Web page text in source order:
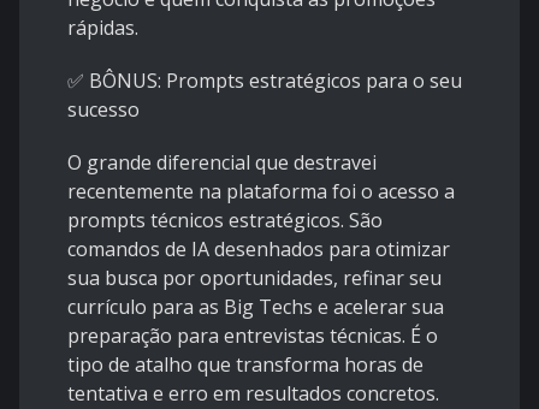
rápidas.
✅ BÔNUS: Prompts estratégicos para o seu
sucesso
O grande diferencial que destravei
recentemente na plataforma foi o acesso a
prompts técnicos estratégicos. São
comandos de IA desenhados para otimizar
sua busca por oportunidades, refinar seu
currículo para as Big Techs e acelerar sua
preparação para entrevistas técnicas. É o
tipo de atalho que transforma horas de
tentativa e erro em resultados concretos.